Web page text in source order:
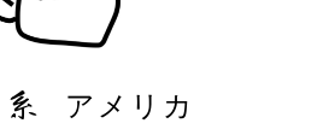
アメリカ